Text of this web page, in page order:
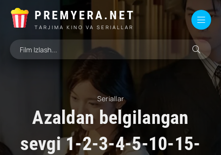
PREMYERA.NET
TARJIMA KINO VA SERIALLAR
Seriallar
Azaldan belgilangan
sevgi 1-2-3-4-5-10-15-